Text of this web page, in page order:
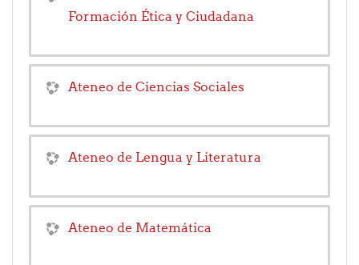
Formación Ética y Ciudadana
Ateneo de Ciencias Sociales
Ateneo de Lengua y Literatura
Ateneo de Matemática